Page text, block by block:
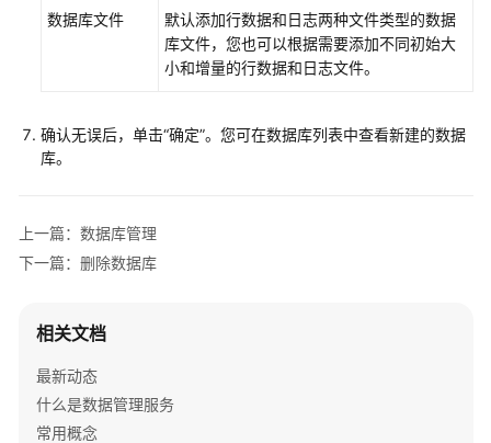
库
数
据
SQL
作
表
数据库文件
默认添加行数据和日志两种文件类型的数据
库文件，您也可以根据需要添加不同初始大
小和增量的行数据和日志文件。
确认无误后，单击“确定”。您可在数据库列表中查看新建的数据
库。
上一篇：数据库管理
下一篇：删除数据库
相关文档
最新动态
什么是数据管理服务
常用概念